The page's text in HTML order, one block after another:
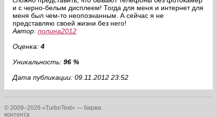
и с черно-белым дисплеем! Тогда для меня и интернет для
меня был чем-то неопознанным. А сейчас я не
представляю своей жизни без него!
Автор: полина2012
Оценка: 4
Уникальность: 96 %
Дата публикации: 09.11.2012 23:52
© 2009–2026 «TurboText» — биржа
контента